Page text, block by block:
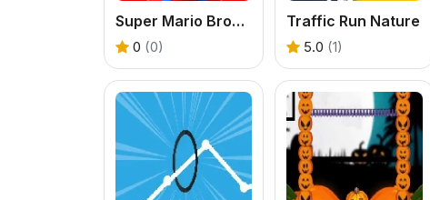
Super Mario Bros Movie
0 (0)
Traffic Run Nature
5.0 (1)